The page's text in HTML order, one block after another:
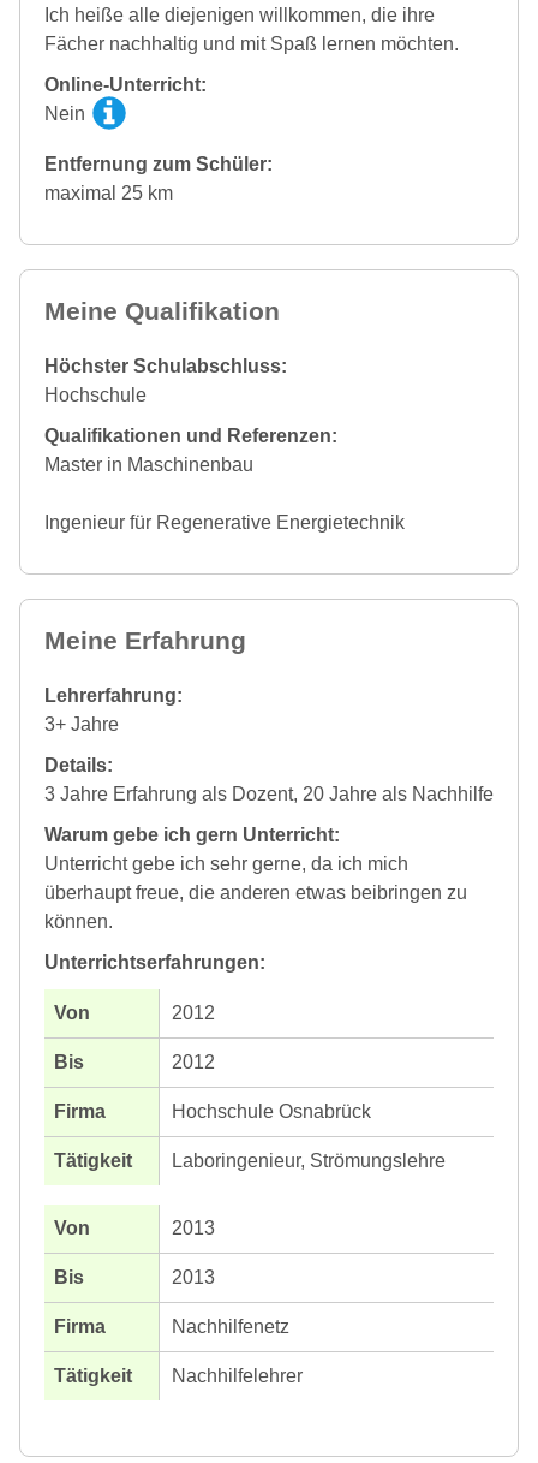
Ich heiße alle diejenigen willkommen, die ihre
Fächer nachhaltig und mit Spaß lernen möchten.
Online-Unterricht:
Nein
Entfernung zum Schüler:
maximal 25 km
Meine Qualifikation
Höchster Schulabschluss:
Hochschule
Qualifikationen und Referenzen:
Master in Maschinenbau
Ingenieur für Regenerative Energietechnik
Meine Erfahrung
Lehrerfahrung:
3+ Jahre
Details:
3 Jahre Erfahrung als Dozent, 20 Jahre als Nachhilfe
Warum gebe ich gern Unterricht:
Unterricht gebe ich sehr gerne, da ich mich
überhaupt freue, die anderen etwas beibringen zu
können.
Unterrichtserfahrungen:
2012
2012
Hochschule Osnabrück
Laboringenieur, Strömungslehre
2013
2013
Nachhilfenetz
Nachhilfelehrer